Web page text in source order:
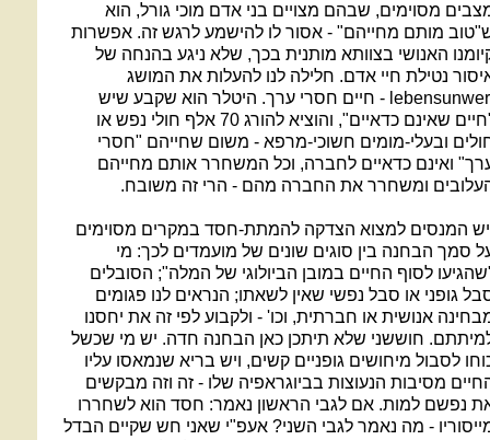
מסוימים, שבהם מצויים בני אדם מוכי גורל, הוא
מותם מחייהם" - אסור לו להישמע לרגש זה. אפשרות
האנושי בצוותא מותנית בכך, שלא ניגע בהנחה של
נטילת חיי אדם. חלילה לנו להעלות את המושג
lebensunwert - חיים חסרי ערך. היטלר הוא שקבע שיש
"חיים שאינם כדאיים", והוציא להורג 70 אלף חולי נפש או
ובעלי-מומים חשוכי-מרפא - משום שחייהם "חסרי
ואינם כדאיים לחברה, וכל המשחרר אותם מחייהם
ומשחרר את החברה מהם - הרי זה משובח.
המנסים למצוא הצדקה להמתת-חסד במקרים מסוימים
סמך הבחנה בין סוגים שונים של מועמדים לכך: מי
לסוף החיים במובן הביולוגי של המלה"; הסובלים
גופני או סבל נפשי שאין לשאתו; הנראים לנו פגומים
אנושית או חברתית, וכו' - ולקבוע לפי זה את יחסנו
חוששני שלא תיתכן כאן הבחנה חדה. יש מי שכשל
לסבול מיחושים גופניים קשים, ויש בריא שנמאסו עליו
מסיבות הנעוצות בביוגראפיה שלו - זה וזה מבקשים
נפשם למות. אם לגבי הראשון נאמר: חסד הוא לשחררו
- מה נאמר לגבי השני? אעפ"י שאני חש שקיים הבדל